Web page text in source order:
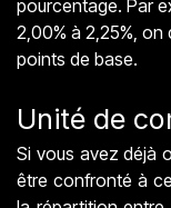
pourcentage. Par
2,00% à 2,25%, on
points de base.
Unité de
Si vous avez déjà
être confronté à